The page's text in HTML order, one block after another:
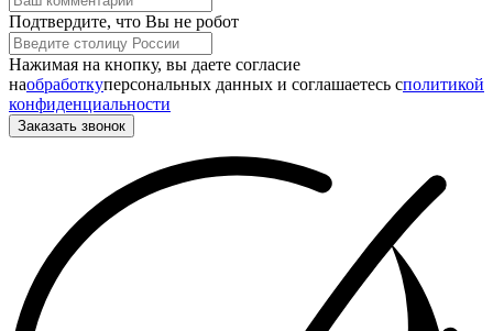
Подтвердите, что Вы не робот
Нажимая на кнопку, вы даете согласие
наобработкуперсональных данных и соглашаетесь cполитикой
конфиденциальности
Заказать звонок